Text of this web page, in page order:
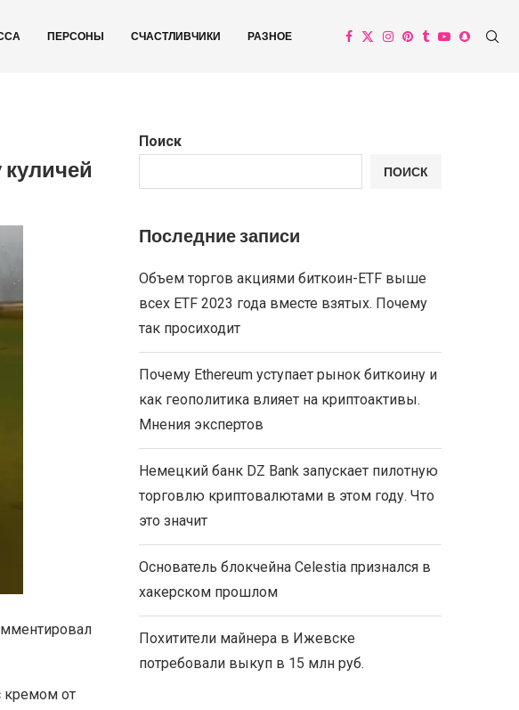
ПЕРСОНЫ СЧАСТЛИВЧИКИ РАЗНОЕ
кремом от
Поиск
ПОИСК
Последние записи
Объем торгов акциями биткоин-ETF выше
всех ETF 2023 года вместе взятых. Почему
так просиходит
Почему Ethereum уступает рынок биткоину и
как геополитика влияет на криптоактивы.
Мнения экспертов
Немецкий банк DZ Bank запускает пилотную
торговлю криптовалютами в этом году. Что
это значит
Основатель блокчейна Celestia признался в
хакерском прошлом
Похитители майнера в Ижевске
потребовали выкуп в 15 млн руб.